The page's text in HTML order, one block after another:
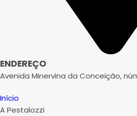
ENDEREÇO
Avenida Minervina da Conceição,
Início
A Pestalozzi